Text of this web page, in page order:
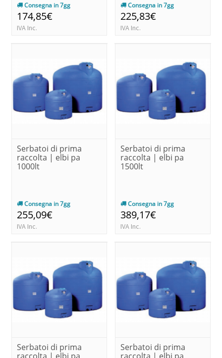
Consegna in 7gg
174,85€
IVA Inc.
Consegna in 7gg
225,83€
IVA Inc.
Serbatoi di prima
raccolta | elbi pa
1000lt
Consegna in 7gg
255,09€
IVA Inc.
Serbatoi di prima
raccolta | elbi pa
1500lt
Consegna in 7gg
389,17€
IVA Inc.
Serbatoi di prima
Serbatoi di prima